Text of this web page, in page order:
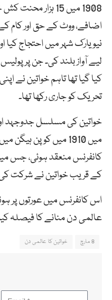
1908 میں 15 ہزار
اضافے، ووٹ کے حق اور کام
نیویارک شہر میں احتجاج
لیے آواز بلند کی۔ جن پر
کیا گیا تھا تاہم خواتین
تحریک کو جاری رکھا تھا۔
خواتین کی مسلسل جدوجہد
میں 1910 میں کوپن
کے قریب خواتین نے شرکت
اس کانفرنس میں عورتوں پر
عالمی دن منانے کا فیصلہ
8 مارچ خواتین کا عالمی دن